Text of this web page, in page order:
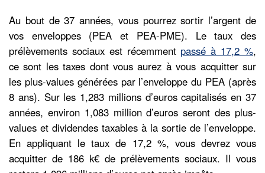
Au bout de 37 années, vous pourrez sortir l’argent de
vos enveloppes (PEA et PEA-PME). Le taux des
prélèvements sociaux est récemment passé à 17,2 %,
ce sont les taxes dont vous aurez à vous acquitter sur
les plus-values générées par l’enveloppe du PEA (après
8 ans). Sur les 1,283 millions d’euros capitalisés en 37
années, environ 1,083 million d’euros seront des plus-
values et dividendes taxables à la sortie de l’enveloppe.
En appliquant le taux de 17,2 %, vous devrez vous
acquitter de 186 k€ de prélèvements sociaux. Il vous